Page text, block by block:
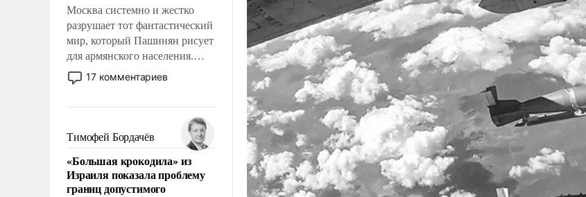
Москва системно и жестко
разрушает тот фантастический
мир, который Пашинян рисует
для армянского населения.
Мир, где политические
прожекты будут безусловно
налогоплательщиков и где
Еревану за свои поступки не
нужно отвечать.
17 комментариев
Тимофей Бордачёв
«Большая крокодила» из
Израиля показала проблему
границ допустимого